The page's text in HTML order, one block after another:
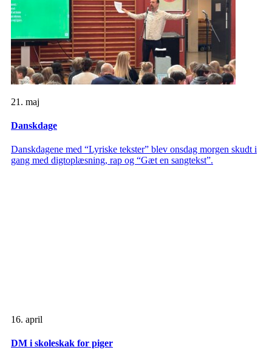
21. maj
Danskdage
Danskdagene med “Lyriske tekster” blev onsdag morgen skudt i
gang med digtoplæsning, rap og “Gæt en sangtekst”.
16. april
DM i skoleskak for piger